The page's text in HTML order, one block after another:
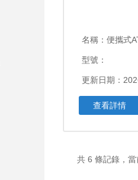
名稱： 便攜式
型號：
更新日期：
查看詳情
共 6 條記錄，